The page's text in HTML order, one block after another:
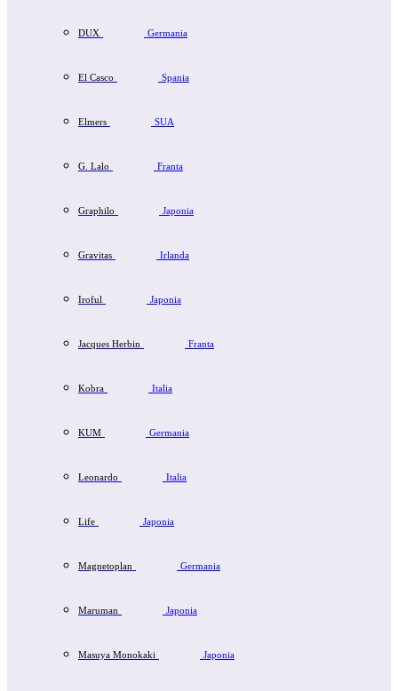
DUX Germania
El Casco Spania
Elmers SUA
G. Lalo Franta
Graphilo Japonia
Gravitas Irlanda
Iroful Japonia
Jacques Herbin Franta
Kobra Italia
KUM Germania
Leonardo Italia
Life Japonia
Magnetoplan Germania
Maruman Japonia
Masuya Monokaki Japonia